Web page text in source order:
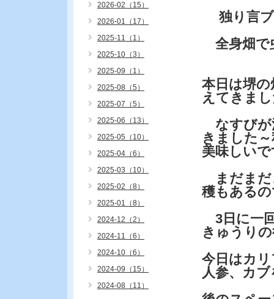
独り言
全身畑で
本日は堺
えてきま
なすびが
きました
美味しい
まだまだ
穫もある
3日に一
きゅうり
今日はカ
人参、カ
2026-02（15）
2026-01（17）
2025-11（1）
2025-10（3）
2025-09（1）
2025-08（5）
2025-07（5）
2025-06（13）
2025-05（10）
2025-04（6）
2025-03（10）
2025-02（8）
2025-01（8）
2024-12（2）
2024-11（6）
2024-10（6）
2024-09（15）
2024-08（11）